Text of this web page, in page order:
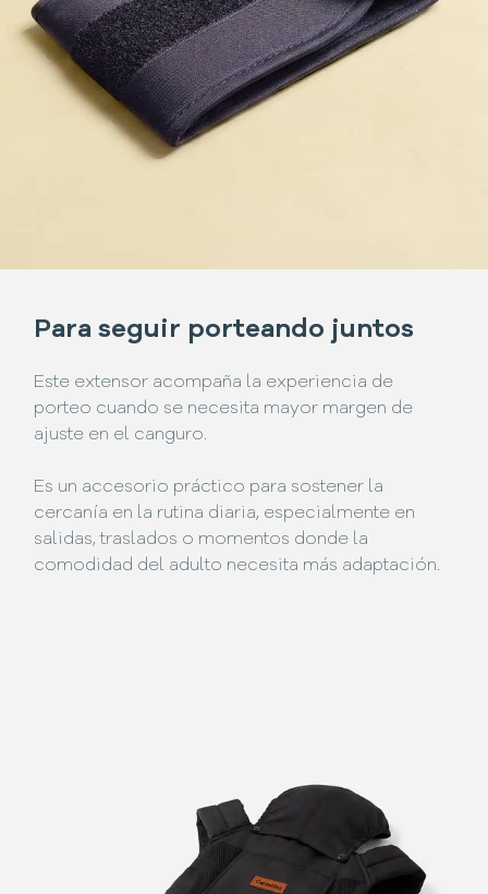
Para seguir porteando juntos
Este extensor acompaña la experiencia de
porteo cuando se necesita mayor margen de
ajuste en el canguro.
Es un accesorio práctico para sostener la
cercanía en la rutina diaria, especialmente en
salidas, traslados o momentos donde la
comodidad del adulto necesita más adaptación.